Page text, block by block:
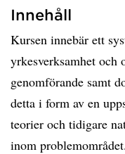
Innehåll
Kursen innebär ett
yrkesverksamhet och
genomförande samt
detta i form av en
teorier och tidigare
inom